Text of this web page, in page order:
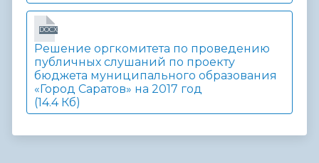
DOCX
Решение оргкомитета по проведению
публичных слушаний по проекту
бюджета муниципального образования
«Город Саратов» на 2017 год
(14.4 Кб)